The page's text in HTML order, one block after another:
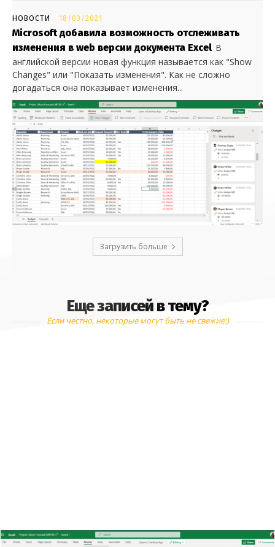
НОВОСТИ 18/03/2021
Microsoft добавила возможность отслеживать
изменения в web версии документа Excel В
английской версии новая функция называется как "Show
Changes" или "Показать изменения". Как не сложно
догадаться она показывает изменения...
Загрузить больше
Еще записей в тему?
Если честно, некоторые могут быть не свежие:)